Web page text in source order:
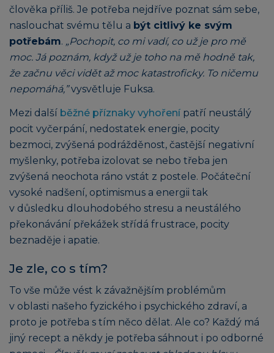
člověka příliš. Je potřeba nejdříve poznat sám sebe,
naslouchat svému tělu a být citlivý ke svým
potřebám. „Pochopit, co mi vadí, co už je pro mě
moc. Já poznám, když už je toho na mě hodně tak,
že začnu věci vidět až moc katastroficky. To ničemu
nepomáhá,”vysvětluje Fuksa.
Mezi další běžné příznaky vyhoření patří neustálý
pocit vyčerpání, nedostatek energie, pocity
bezmoci, zvýšená podrážděnost, častější negativní
myšlenky, potřeba izolovat se nebo třeba jen
zvýšená neochota ráno vstát z postele. Počáteční
vysoké nadšení, optimismus a energii tak
v důsledku dlouhodobého stresu a neustálého
překonávání překážek střídá frustrace, pocity
beznaděje i apatie.
Je zle, co s tím?
To vše může vést k závažnějším problémům
v oblasti našeho fyzického i psychického zdraví, a
proto je potřeba s tím něco dělat. Ale co? Každý má
jiný recept a někdy je potřeba sáhnout i po odborné